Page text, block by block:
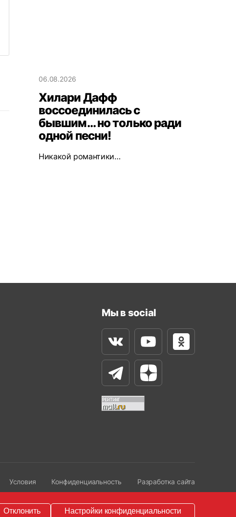
06.08.2026
Хилари Дафф
воссоединилась с
бывшим... но только ради
одной песни!
Никакой романтики…
Мы в social
ВконтактеYoutube
ТелеграмЯндекс Дзен
Условия Конфиденциальность Разработка сайта
Отклонить Настройки конфиденциальности